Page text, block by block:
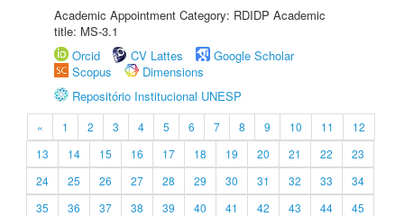
Academic Appointment Category: RDIDP Academic
title: MS-3.1
Orcid
CV Lattes
Google Scholar
Scopus
Dimensions
Repositório Institucional UNESP
« 1 2 3 4 5 6 7 8 9 10 11
12
13
14 15 16 17 18 19 20 21 22
23
24
25 26 27 28 29 30 31 32 33
34
35
36 37 38 39 40 41 42 43 44
45